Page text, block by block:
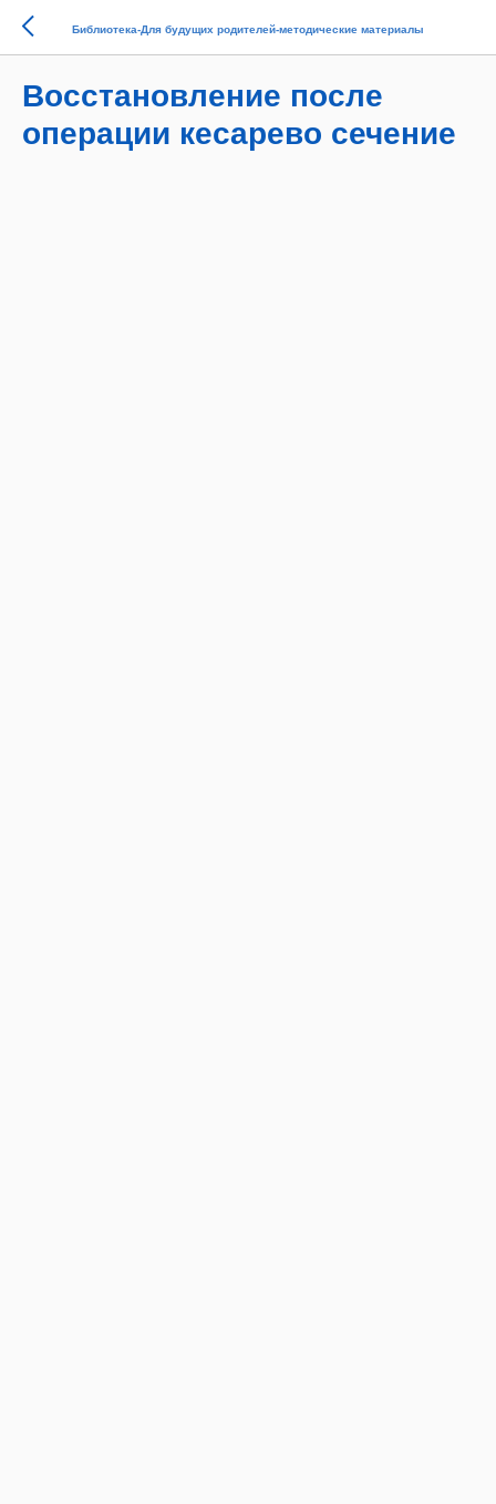
Библиотека-Для будущих родителей-методические материалы
Восстановление после
операции кесарево сечение